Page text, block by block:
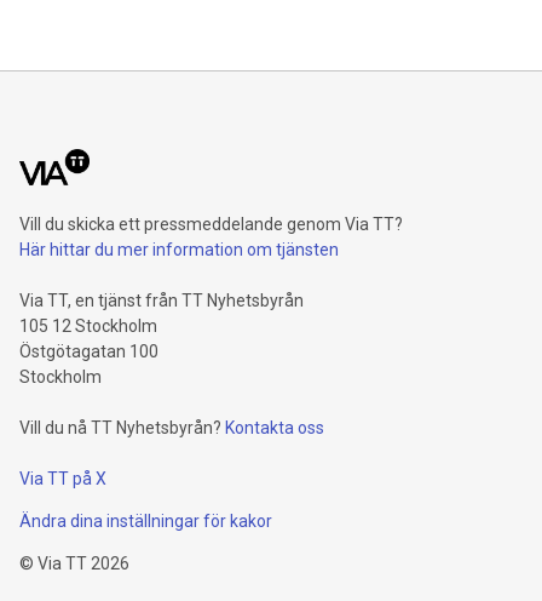
Vill du skicka ett pressmeddelande genom Via TT?
Här hittar du mer information om tjänsten
Via TT, en tjänst från TT Nyhetsbyrån
105 12 Stockholm
Östgötagatan 100
Stockholm
Vill du nå TT Nyhetsbyrån? Kontakta oss
Via TT på X
Ändra dina inställningar för kakor
© Via TT 2026